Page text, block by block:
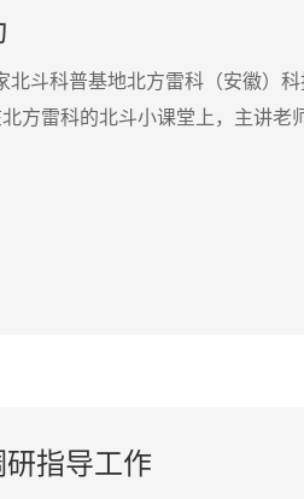
斗科普基地北方雷科（安徽）
方雷科的北斗小课堂上，主讲老
指导工作